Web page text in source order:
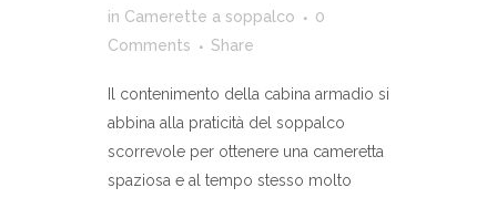
in Camerette a soppalco
0
Comments
Share
Il contenimento della cabina armadio si
abbina alla praticità del soppalco
scorrevole per ottenere una cameretta
spaziosa e al tempo stesso molto